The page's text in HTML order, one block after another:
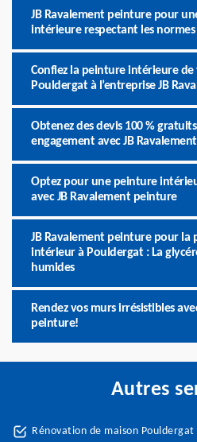
JB Ravalement peinture pour
intérieure respectant les normes
Confiez la peinture intérieure
Pouldergat à l’entreprise JB
Obtenez des devis 100 %
engagement avec JB
Optez pour une peinture
avec JB Ravalement peinture
JB Ravalement peinture pour la
intérieur à Pouldergat : La
humides
Rendez vos murs irrésistibles
peinture!
Autres
Rénovation de maison Pouldergat